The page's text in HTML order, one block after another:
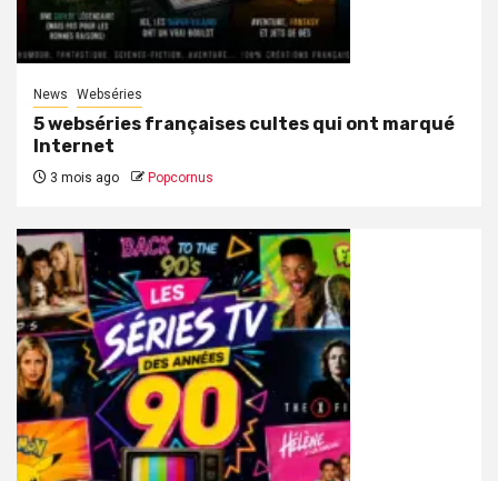
News Webséries
5 webséries françaises cultes qui ont marqué
Internet
3 mois ago Popcornus